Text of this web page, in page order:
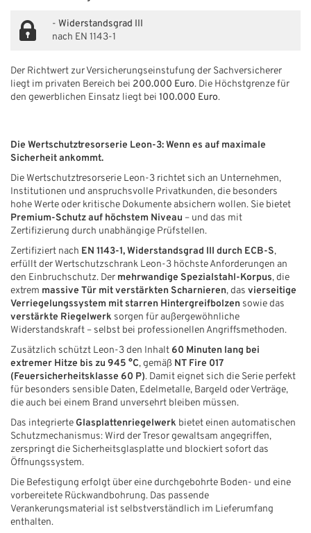
- Widerstandsgrad III
nach EN 1143-1
Der Richtwert zur Versicherungseinstufung der Sachversicherer
liegt im privaten Bereich bei 200.000 Euro. Die Höchstgrenze für
den gewerblichen Einsatz liegt bei 100.000 Euro.
Die Wertschutztresorserie Leon-3: Wenn es auf maximale
Sicherheit ankommt.
Die Wertschutztresorserie Leon-3 richtet sich an Unternehmen,
Institutionen und anspruchsvolle Privatkunden, die besonders
hohe Werte oder kritische Dokumente absichern wollen. Sie bietet
Premium-Schutz auf höchstem Niveau – und das mit
Zertifizierung durch unabhängige Prüfstellen.
Zertifiziert nach EN 1143-1, Widerstandsgrad III durch ECB-S,
erfüllt der Wertschutzschrank Leon-3 höchste Anforderungen an
den Einbruchschutz. Der mehrwandige Spezialstahl-Korpus, die
extrem massive Tür mit verstärkten Scharnieren, das vierseitige
Verriegelungssystem mit starren Hintergreifbolzen sowie das
verstärkte Riegelwerk sorgen für außergewöhnliche
Widerstandskraft – selbst bei professionellen Angriffsmethoden.
Zusätzlich schützt Leon-3 den Inhalt 60 Minuten lang bei
extremer Hitze bis zu 945 °C, gemäß NT Fire 017
(Feuersicherheitsklasse 60 P). Damit eignet sich die Serie perfekt
für besonders sensible Daten, Edelmetalle, Bargeld oder Verträge,
die auch bei einem Brand unversehrt bleiben müssen.
Das integrierte Glasplattenriegelwerk bietet einen automatischen
Schutzmechanismus: Wird der Tresor gewaltsam angegriffen,
zerspringt die Sicherheitsglasplatte und blockiert sofort das
Öffnungssystem.
Die Befestigung erfolgt über eine durchgebohrte Boden- und eine
vorbereitete Rückwandbohrung. Das passende
Verankerungsmaterial ist selbstverständlich im Lieferumfang
enthalten.